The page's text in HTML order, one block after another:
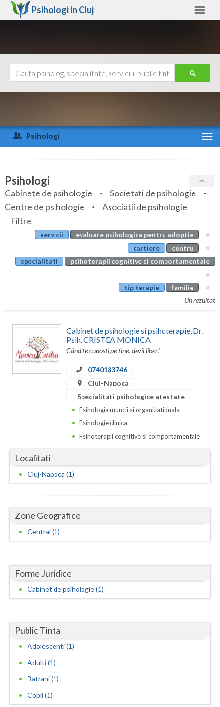
Psihologi in Cluj
Arad
Arges
Bihor
Bistrita-Nasaud
Botosani
Brasov
Calarasi
Caras-Severin
Cluj
Galati
Giurgiu
Harghita
Hunedoara
Iasi
Ilfov
Mehedinti
Mures
Neamt
Olt
Ajutor
Psihologi
Specialitati
Servicii
Articole
Evenimente
Cabinet
Psihologi
Cabinete de psihologie
Societati de psihologie
Centre de psihologie
Asociatii de psihologie
Filtre
servicii
evaluare psihologica pentru adoptie
cartiere
centru
specialitati
psihoterapii cognitive si comportamentale
tip terapie
familie
Un rezultat
Cabinet de psihologie si psihoterapie, Dr.
Psih. CRISTEA MONICA
Când te cunosti pe tine, devii liber!
0740183746
Cluj-Napoca
Specialitati psihologice atestate
Psihologia muncii si organizationala
Psihologie clinica
Psihoterapii cognitive si comportamentale
Localitati
Cluj-Napoca (1)
Zone Geografice
Central (1)
Forme Juridice
Cabinet de psihologie (1)
Public Tinta
Adolescenti (1)
Adulti (1)
Batrani (1)
Copii (1)